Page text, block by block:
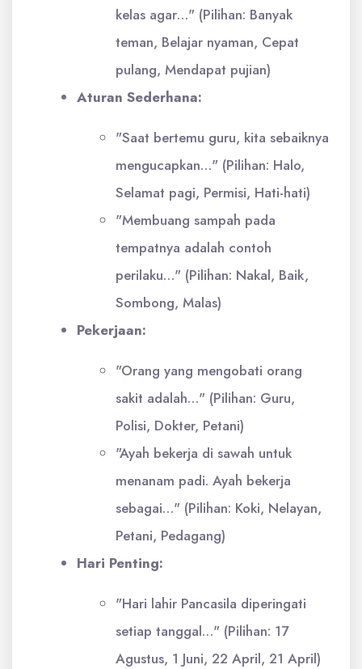
kelas agar…" (Pilihan: Banyak
teman, Belajar nyaman, Cepat
pulang, Mendapat pujian)
Aturan Sederhana:
"Saat bertemu guru, kita sebaiknya
mengucapkan…" (Pilihan: Halo,
Selamat pagi, Permisi, Hati-hati)
"Membuang sampah pada
tempatnya adalah contoh
perilaku…" (Pilihan: Nakal, Baik,
Sombong, Malas)
Pekerjaan:
"Orang yang mengobati orang
sakit adalah…" (Pilihan: Guru,
Polisi, Dokter, Petani)
"Ayah bekerja di sawah untuk
menanam padi. Ayah bekerja
sebagai…" (Pilihan: Koki, Nelayan,
Petani, Pedagang)
Hari Penting:
"Hari lahir Pancasila diperingati
setiap tanggal…" (Pilihan: 17
Agustus, 1 Juni, 22 April, 21 April)